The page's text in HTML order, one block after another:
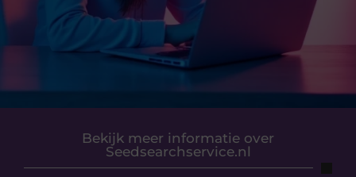
Bekijk meer informatie over
Seedsearchservice.nl